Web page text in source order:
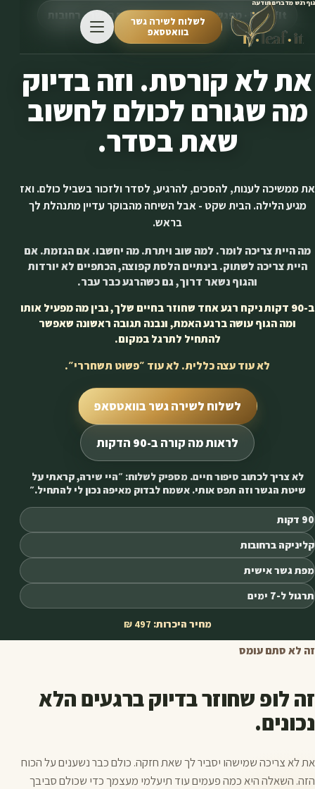
גוף רגש מדברים תודעה
לשלוח לשירה גשר
בוואטסאפ
BLeafIt · מפגש מיפוי גוף-רגש בשיטת הגשר · רחובות
את לא קורסת. וזה בדיוק
מה שגורם לכולם לחשוב
שאת בסדר.
את ממשיכה לענות, להסכים, להרגיע, לסדר ולזכור בשביל כולם. ואז
מגיע הלילה. הבית שקט - אבל השיחה מהבוקר עדיין מתנהלת לך
בראש.
מה היית צריכה לומר. למה שוב ויתרת. מה יחשבו. אם הגזמת. אם
היית צריכה לשתוק. בינתיים הלסת קפוצה, הכתפיים לא יורדות
והגוף נשאר דרוך, גם כשהרגע כבר עבר.
ב-90 דקות ניקח רגע אחד שחוזר בחיים שלך, נבין מה מפעיל אותו
ומה הגוף עושה ברגע האמת, ונבנה תגובה ראשונה שאפשר
להתחיל לתרגל במקום.
לא עוד עצה כללית. לא עוד ״פשוט תשחררי״.
לשלוח לשירה גשר בוואטסאפ
לראות מה קורה ב-90 הדקות
לא צריך לכתוב סיפור חיים. מספיק לשלוח: ״היי שירה, קראתי על
שיטת הגשר וזה תפס אותי. אשמח לבדוק מאיפה נכון לי להתחיל.״
90 דקות
קליניקה ברחובות
מפת גשר אישית
תרגול ל-7 ימים
מחיר היכרות: 497 ₪
זה לא סתם עומס
זה לופ שחוזר בדיוק ברגעים הלא
נכונים.
את לא צריכה שמישהו יסביר לך שאת חזקה. כולם כבר נשענים על הכוח
הזה. השאלה היא כמה פעמים עוד תיעלמי מעצמך כדי שכולם סביבך